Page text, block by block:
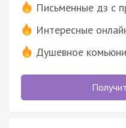
Письменные дз с
Интересные
Душевное